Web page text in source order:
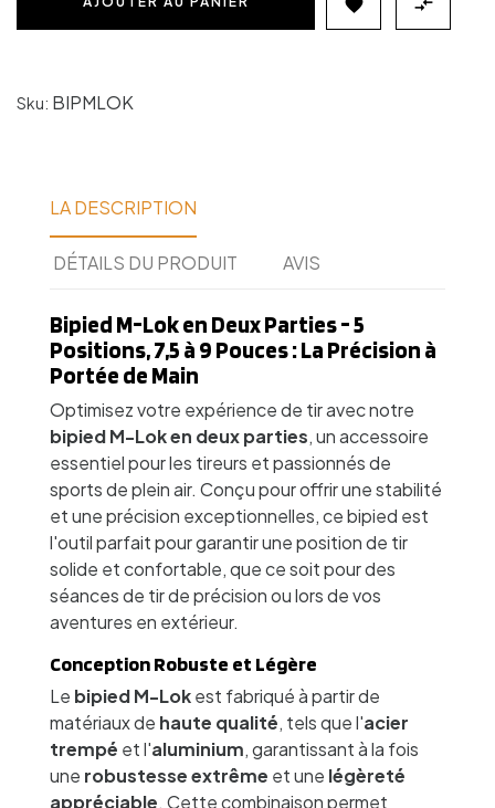
 
Sku: BIPMLOK
LA DESCRIPTION
DÉTAILS DU PRODUIT AVIS
Bipied M-Lok en Deux Parties - 5
Positions, 7,5 à 9 Pouces : La Précision à
Portée de Main
Optimisez votre expérience de tir avec notre
bipied M-Lok en deux parties, un accessoire
essentiel pour les tireurs et passionnés de
sports de plein air. Conçu pour offrir une stabilité
et une précision exceptionnelles, ce bipied est
l'outil parfait pour garantir une position de tir
solide et confortable, que ce soit pour des
séances de tir de précision ou lors de vos
aventures en extérieur.
Conception Robuste et Légère
Le bipied M-Lokest fabriqué à partir de
matériaux de haute qualité, tels que l'acier
trempé et l'aluminium, garantissant à la fois
une robustesse extrême et une légèreté
appréciable. Cette combinaison permet